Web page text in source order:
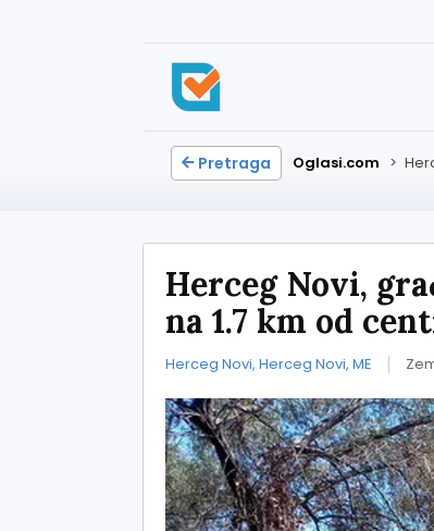
Pretraga Oglasi.com >
Herceg Novi,
na 1.7 km od
Herceg Novi, Herceg Novi, ME